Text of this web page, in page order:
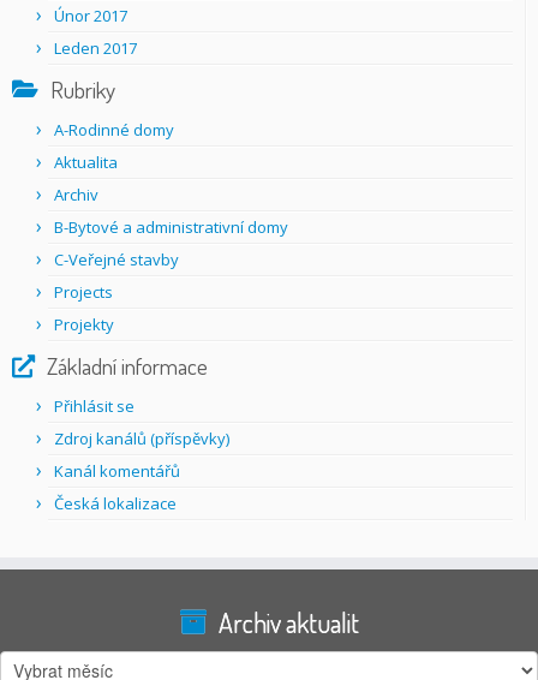
Únor 2017
Leden 2017
Rubriky
A-Rodinné domy
Aktualita
Archiv
B-Bytové a administrativní domy
C-Veřejné stavby
Projects
Projekty
Základní informace
Přihlásit se
Zdroj kanálů (příspěvky)
Kanál komentářů
Česká lokalizace
Archiv aktualit
Archiv